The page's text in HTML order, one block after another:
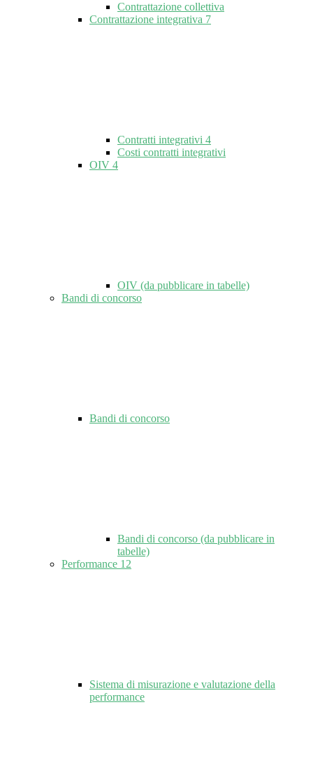
Contrattazione collettiva
Contrattazione integrativa 7
Contratti integrativi 4
Costi contratti integrativi
OIV 4
OIV (da pubblicare in tabelle)
Bandi di concorso
Bandi di concorso
Bandi di concorso (da pubblicare in
tabelle)
Performance 12
Sistema di misurazione e valutazione della
performance